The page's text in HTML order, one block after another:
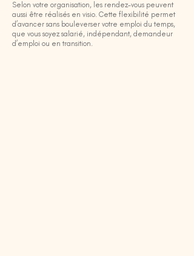
Selon votre organisation, les rendez-vous peuvent
aussi être réalisés en visio. Cette flexibilité permet
d’avancer sans bouleverser votre emploi du temps,
que vous soyez salarié, indépendant, demandeur
d’emploi ou en transition.